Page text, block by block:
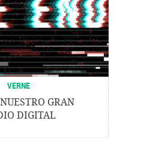
VERNE
GRAN
DIGITAL